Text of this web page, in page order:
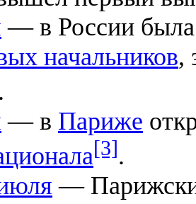
— в России
начальников,
.
— в Париже
[3].
—